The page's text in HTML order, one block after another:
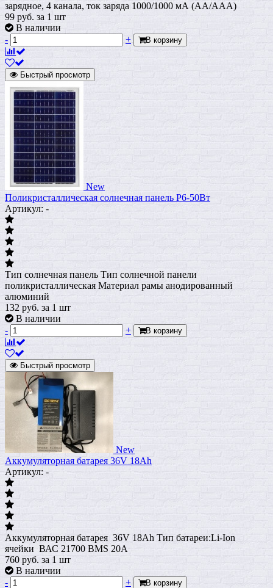
зарядное, 4 канала, ток заряда 1000/1000 мА (AA/AAA)
99 руб. за 1 шт
В наличии
-
+ В корзину
Быстрый просмотр
New
Поликристаллическая солнечная панель P6-50Вт
Артикул: -
Тип солнечная панель Тип солнечной панели
поликристаллическая Материал рамы анодированный
алюминий
132 руб. за 1 шт
В наличии
-
+ В корзину
Быстрый просмотр
New
Аккумуляторная батарея 36V 18Ah
Артикул: -
Аккумуляторная батарея 36V 18Ah Тип батареи:Li-Ion
ячейки ВАС 21700 BMS 20A
760 руб. за 1 шт
В наличии
-
+ В корзину